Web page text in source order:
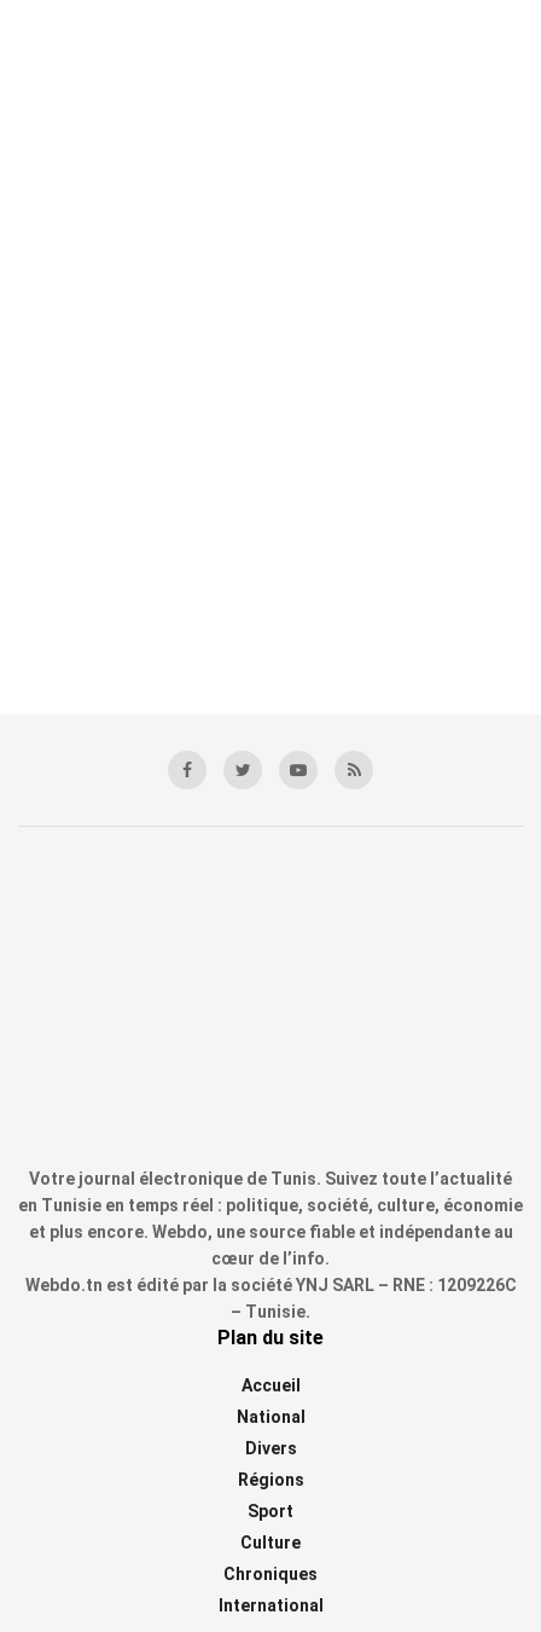
Votre journal électronique de Tunis. Suivez toute l’actualité
en Tunisie en temps réel : politique, société, culture, économie
et plus encore. Webdo, une source fiable et indépendante au
cœur de l’info.
Webdo.tn est édité par la société YNJ SARL – RNE : 1209226C
– Tunisie.
Plan du site
Accueil
National
Divers
Régions
Sport
Culture
Chroniques
International